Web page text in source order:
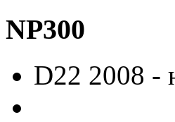
NP300
D22 2008 -